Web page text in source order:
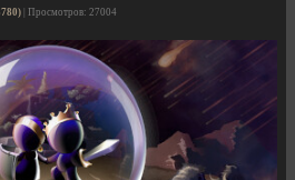
| Просмотров: 27004